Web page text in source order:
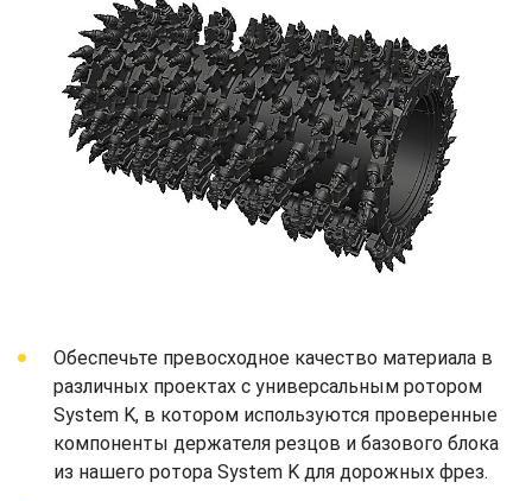
Обеспечьте превосходное качество материала в
различных проектах с универсальным ротором
System K, в котором используются проверенные
компоненты держателя резцов и базового блока
из нашего ротора System K для дорожных фрез.